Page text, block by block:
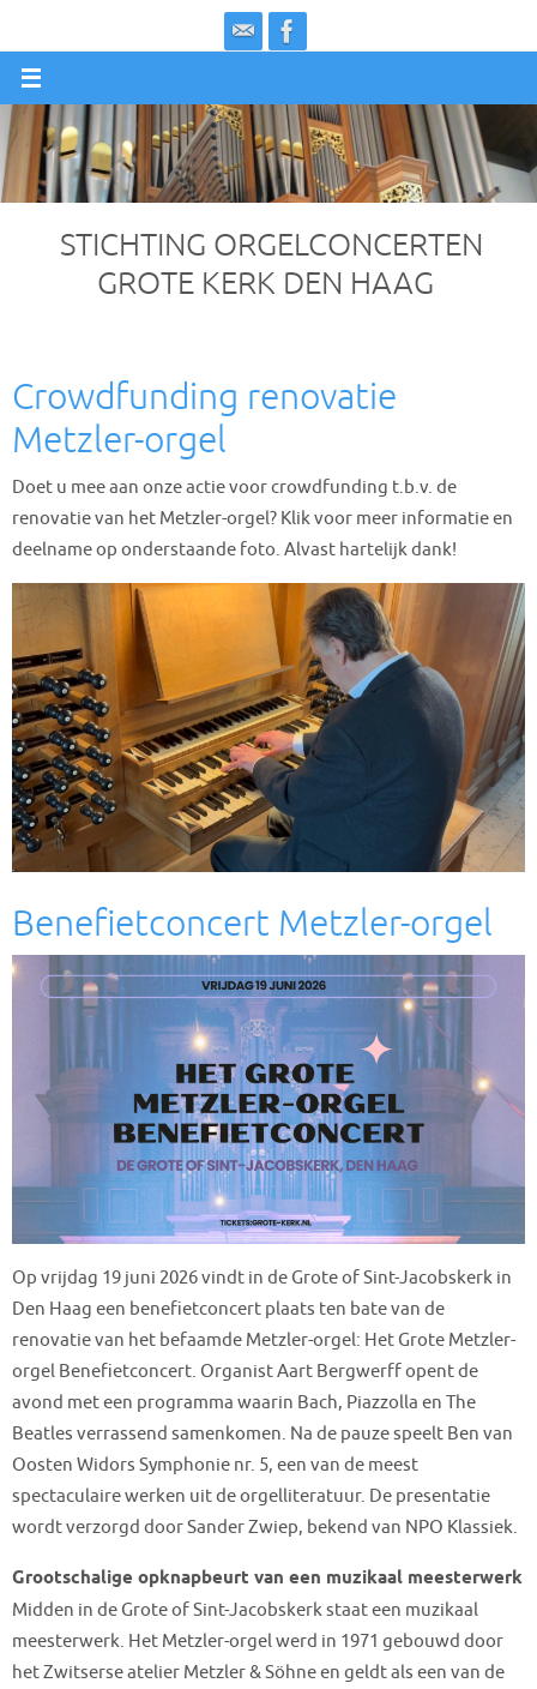
naar
inhoud
STICHTING ORGELCONCERTEN
GROTE KERK DEN HAAG
Crowdfunding renovatie
Metzler-orgel
Doet u mee aan onze actie voor crowdfunding t.b.v. de
renovatie van het Metzler-orgel? Klik voor meer informatie en
deelname op onderstaande foto. Alvast hartelijk dank!
Benefietconcert Metzler-orgel
Op vrijdag 19 juni 2026 vindt in de Grote of Sint-Jacobskerk in
Den Haag een benefietconcert plaats ten bate van de
renovatie van het befaamde Metzler-orgel: Het Grote Metzler-
orgel Benefietconcert. Organist Aart Bergwerff opent de
avond met een programma waarin Bach, Piazzolla en The
Beatles verrassend samenkomen. Na de pauze speelt Ben van
Oosten Widors Symphonie nr. 5, een van de meest
spectaculaire werken uit de orgelliteratuur. De presentatie
wordt verzorgd door Sander Zwiep, bekend van NPO Klassiek.
Grootschalige opknapbeurt van een muzikaal meesterwerk
Midden in de Grote of Sint-Jacobskerk staat een muzikaal
meesterwerk. Het Metzler-orgel werd in 1971 gebouwd door
het Zwitserse atelier Metzler & Söhne en geldt als een van de